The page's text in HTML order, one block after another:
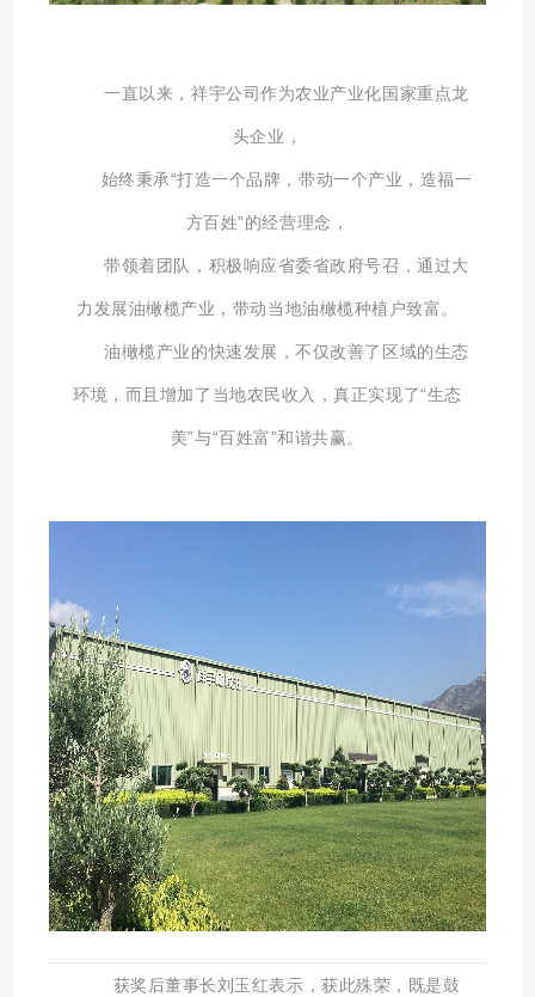
一直以来，祥宇公司作为农业产业化国家重点龙
头企业，
始终秉承“打造一个品牌，带动一个产业，造福一
方百姓”的经营理念，
带领着团队，积极响应省委省政府号召，通过大
力发展油橄榄产业，带动当地油橄榄种植户致富。
油橄榄产业的快速发展，不仅改善了区域的生态
环境， 而且增加了当地农民收入，真正实现了“生态
美”与“百姓富”和谐共赢。
获奖后董事长刘玉红表示 ，获此殊荣，既是鼓